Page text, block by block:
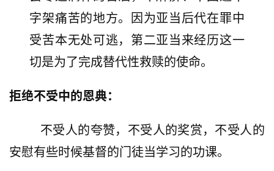
字架痛苦的地方。因为亚当后代在罪中
受苦本无处可逃，第二亚当来经历这一
切是为了完成替代性救赎的使命。
拒绝不受中的恩典：
安慰有些时候基督的门徒当学习的功课。